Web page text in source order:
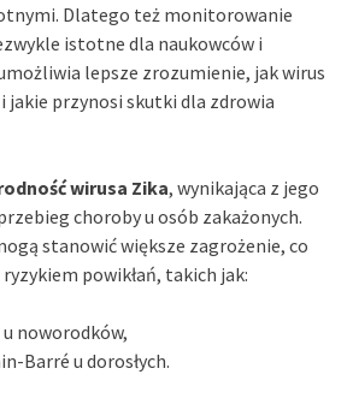
Dlatego też monitorowanie
istotne dla naukowców i
lepsze zrozumienie, jak wirus
jakie przynosi skutki dla zdrowia
wirusa Zika, wynikająca z jego
choroby u osób zakażonych.
stanowić większe zagrożenie, co
powikłań, takich jak:
noworodków,
Barré u dorosłych.